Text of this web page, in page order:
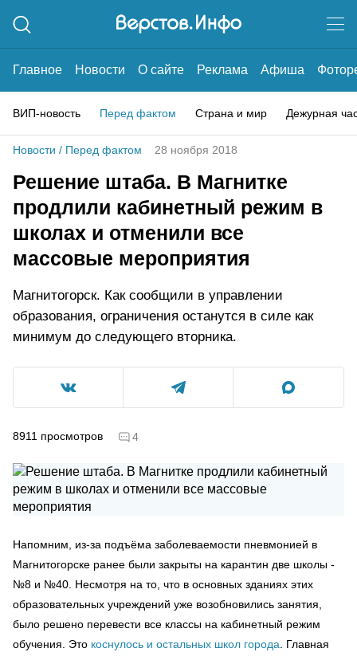
Главное Новости О сайте Реклама Афиша
ВИП-новость Перед фактом Страна и мир Дежурная
Новости / Перед фактом 28 ноября 2018
Решение штаба. В Магнитке
продлили кабинетный режим в
школах и отменили все
массовые мероприятия
Магнитогорск. Как сообщили в управлении
образования, ограничения останутся в силе как
минимум до следующего вторника.
8911 просмотров 4
Напомним, из-за подъёма заболеваемости пневмонией в
Магнитогорске ранее были закрыты на карантин две школы -
№8 и №40. Несмотря на то, что в основных зданиях этих
образовательных учреждений уже возобновились занятия,
было решено перевести все классы на кабинетный режим
обучения. Это коснулось и остальных школ города . Главная